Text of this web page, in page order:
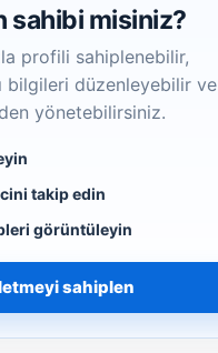
sahibi misiniz?
profili sahiplenebilir,
bilgileri düzenleyebilir ve
yönetebilirsiniz.
takip edin
görüntüleyin
sahiplen